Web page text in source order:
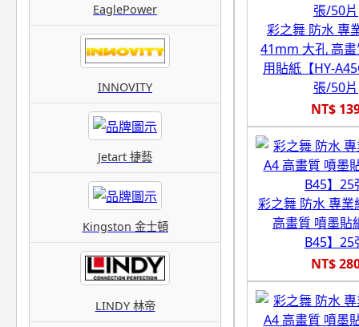
EaglePower
INNOVITY
Jetart 捷藝
Kingston 金士頓
LINDY 林帝
彩之舞 防水 專
41mm 大孔 高
用貼紙【HY-
張/50片
NT$
彩之舞 防水 專業
高畫質 噴墨貼
B45】25
NT$